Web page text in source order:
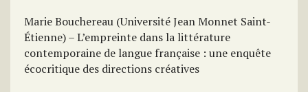
Marie Bouchereau (Université Jean Monnet Saint-
Étienne) – L’empreinte dans la littérature
contemporaine de langue française : une enquête
écocritique des directions créatives